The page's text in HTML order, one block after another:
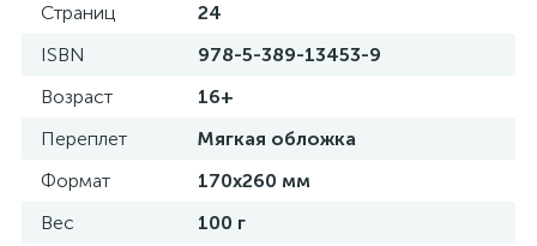
Страниц
24
ISBN
978-5-389-13453-9
Возраст
16+
Переплет
Мягкая обложка
Формат
170х260 мм
Вес
100 г